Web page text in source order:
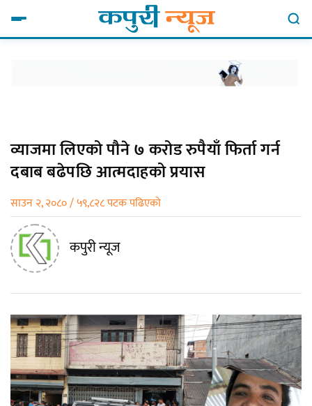
व्याजमा लिएको पौने ७ करोड रुपैयाँ फिर्ता गर्न
दबाब बढेपछि आत्मदाहको प्रयास
साउन २, २०८० / ५९,८२८ पटक पढिएको
कपुरी न्यूज